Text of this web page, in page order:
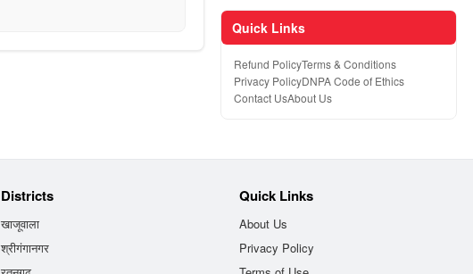
Quick Links
Refund PolicyTerms & Conditions
Privacy PolicyDNPA Code of Ethics
Contact UsAbout Us
Districts
खाजूवाला
श्रीगंगानगर
Quick Links
About Us
Privacy Policy